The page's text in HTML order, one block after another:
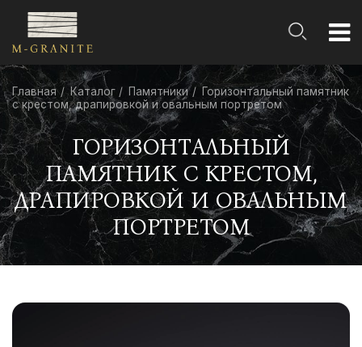
Главная Каталог Памятники
Горизонтальный памятник
с крестом, драпировкой и овальным портретом
ГОРИЗОНТАЛЬНЫЙ
ПАМЯТНИК С КРЕСТОМ,
ДРАПИРОВКОЙ И ОВАЛЬНЫМ
ПОРТРЕТОМ